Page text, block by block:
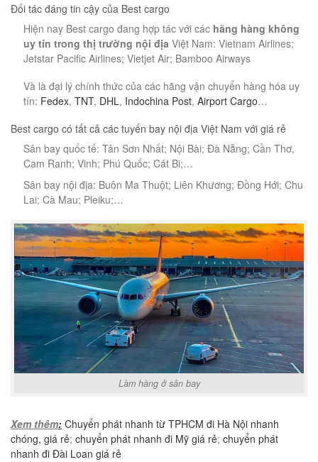
Đối tác đáng tin cậy của Best cargo
Hiện nay Best cargo đang hợp tác với các hãng hàng không
uy tín trong thị trường nội địa Việt Nam: Vietnam Airlines;
Jetstar Pacific Airlines; Vietjet Air; Bamboo Airways
Và là đại lý chính thức của các hãng vận chuyển hàng hóa uy
tín: Fedex,TNT, DHL, Indochina Post,Airport Cargo…
Best cargo có tất cả các tuyến bay nội địa Việt Nam với giá rẻ
Sân bay quốc tế: Tân Sơn Nhất; Nội Bài; Đà Nẵng; Cần Thơ,
Cam Ranh; Vinh; Phú Quốc; Cát Bi;…
Sân bay nội địa: Buôn Ma Thuột; Liên Khương; Đồng Hới; Chu
Lai; Cà Mau; Pleiku;…
Làm hàng ở sân bay
Xem thêm: Chuyển phát nhanh từ TPHCM đi Hà Nội nhanh
chóng, giá rẻ; chuyển phát nhanh đi Mỹ giá rẻ; chuyển phát
nhanh đi Đài Loan giá rẻ